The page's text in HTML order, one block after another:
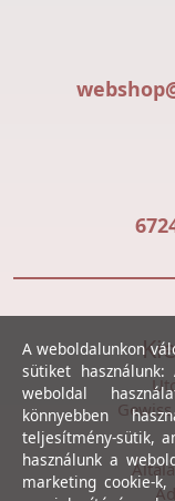
A weboldalunkon
sütiket
weboldal
könnyebben
teljesítmény-sütik,
használunk a
marketing cookie-